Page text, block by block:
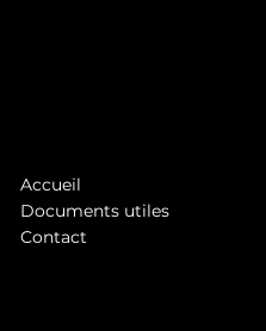
Accueil
Documents utiles
Contact